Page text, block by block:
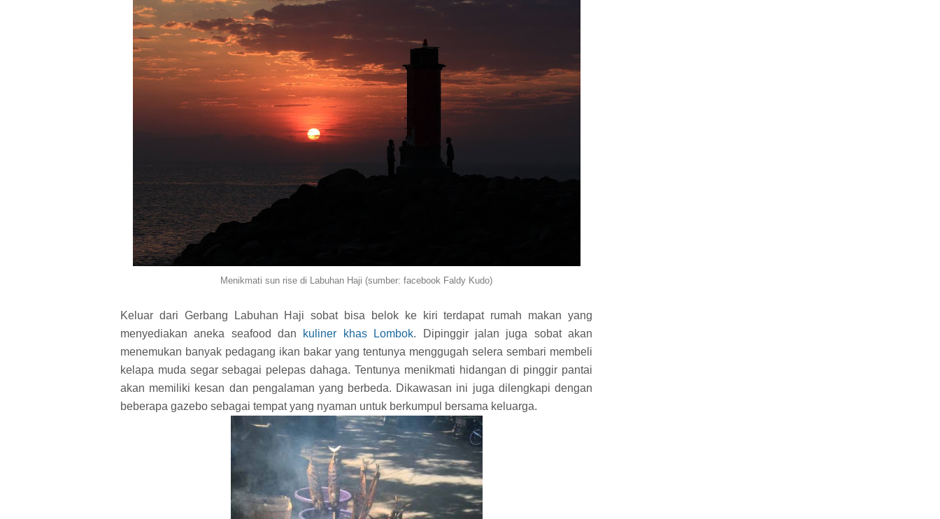
Menikmati sun rise di Labuhan Haji (sumber: facebook Faldy Kudo)
Keluar dari Gerbang Labuhan Haji sobat bisa belok ke kiri terdapat rumah makan yang
menyediakan aneka seafood dan kuliner khas Lombok. Dipinggir jalan juga sobat akan
menemukan banyak pedagang ikan bakar yang tentunya menggugah selera sembari membeli
kelapa muda segar sebagai pelepas dahaga. Tentunya menikmati hidangan di pinggir pantai
akan memiliki kesan dan pengalaman yang berbeda. Dikawasan ini juga dilengkapi dengan
beberapa gazebo sebagai tempat yang nyaman untuk berkumpul bersama keluarga.